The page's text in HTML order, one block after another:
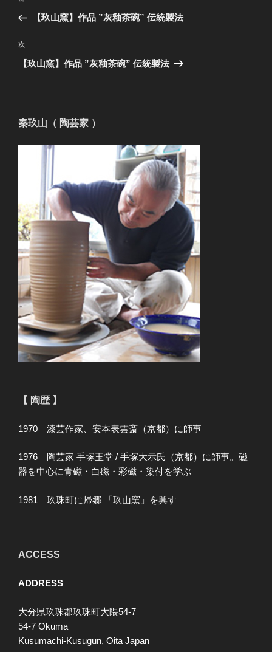
ナ
ビ
ゲ
ン
の
稿
【玖山窯】作品 ”灰釉茶碗” 伝統製法
次
の
次
【玖山窯】作品 ”灰釉茶碗” 伝統製法
秦玖山（ 陶芸家 ）
【 陶歴 】
1970 漆芸作家、安本表雲斎（京都）に師事
1976 陶芸家 手塚玉堂 / 手塚大示氏（京都）に師事。磁
器を中心に青磁・白磁・彩磁・染付を学ぶ
1981 玖珠町に帰郷 「玖山窯」を興す
ACCESS
ADDRESS
大分県玖珠郡玖珠町大隈54-7
54-7 Okuma
Kusumachi-Kusugun, Oita Japan